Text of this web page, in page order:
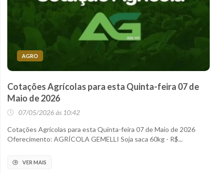
AGRO
Cotações Agrícolas para esta Quinta-feira 07 de
Maio de 2026
07/05/2026 às 10:42
Cotações Agrícolas para esta Quinta-feira 07 de Maio de 2026
Oferecimento: AGRÍCOLA GEMELLI Soja saca 60kg - R$...
VER MAIS